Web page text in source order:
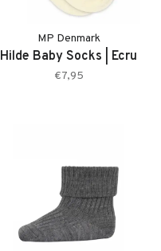
MP Denmark
Hilde Baby Socks | Ecru
€7,95